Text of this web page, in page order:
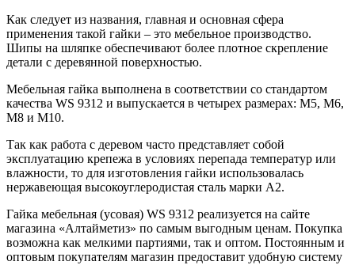
Как следует из названия, главная и основная сфера
применения такой гайки – это мебельное производство.
Шипы на шляпке обеспечивают более плотное скрепление
детали с деревянной поверхностью.
Мебельная гайка выполнена в соответствии со стандартом
качества WS 9312 и выпускается в четырех размерах: М5, М6,
М8 и М10.
Так как работа с деревом часто представляет собой
эксплуатацию крепежа в условиях перепада температур или
влажности, то для изготовления гайки использовалась
нержавеющая высокоуглеродистая сталь марки А2.
Гайка мебельная (усовая) WS 9312 реализуется на сайте
магазина «Алтайметиз» по самым выгодным ценам. Покупка
возможна как мелкими партиями, так и оптом. Постоянным и
оптовым покупателям магазин предоставит удобную систему